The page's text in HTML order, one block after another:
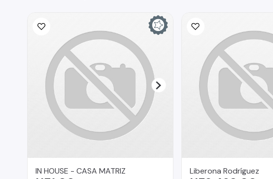
IN HOUSE - CASA MATRIZ Liberona Rodríguez